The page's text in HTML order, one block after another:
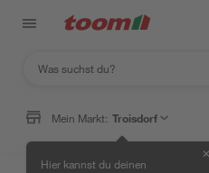
Mein Markt: Troisdorf
Hier kannst du deinen
✕